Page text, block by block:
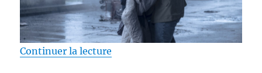
Continuer la lecture